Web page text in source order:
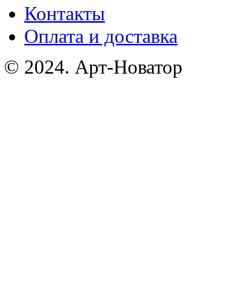
Контакты
Оплата и доставка
© 2024. Арт-Новатор